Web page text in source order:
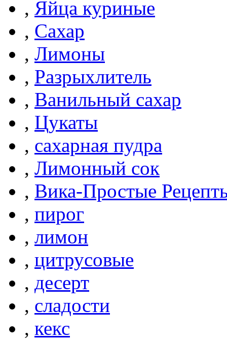
, Яйца куриные
, Сахар
, Лимоны
, Разрыхлитель
, Ванильный сахар
, Цукаты
, сахарная пудра
, Лимонный сок
, Вика-Простые
, пирог
, лимон
, цитрусовые
, десерт
, сладости
, кекс